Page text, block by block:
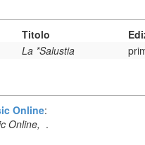
Titolo
La *Salustia
Online:
Online, .